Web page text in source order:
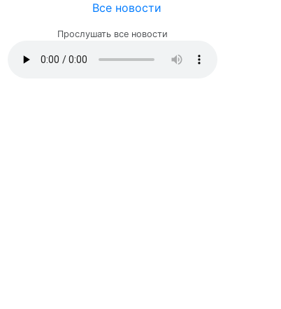
Все новости
Прослушать все новости